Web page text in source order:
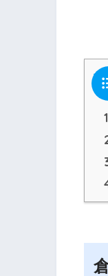
目
1